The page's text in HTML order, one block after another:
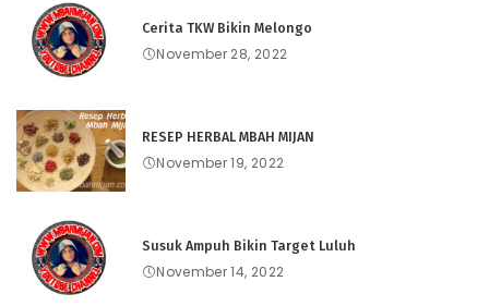
Cerita TKW Bikin Melongo
November 28, 2022
RESEP HERBAL MBAH MIJAN
November 19, 2022
Susuk Ampuh Bikin Target Luluh
November 14, 2022